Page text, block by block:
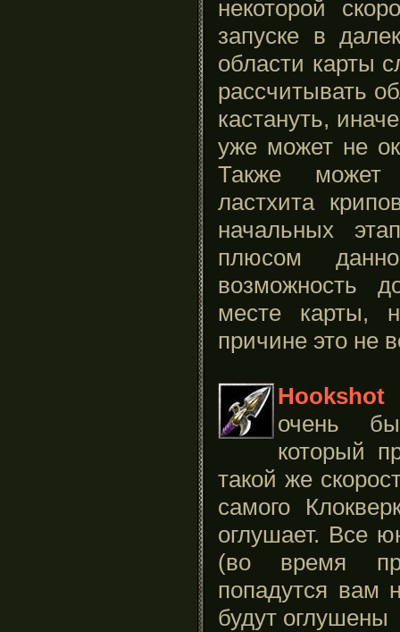
некоторой
запуске в
области карты
рассчитывать
кастануть,
уже может не
Также может
ластхита
начальных
плюсом
возможность
месте карты,
причине это не
Hookshot
очень
который
такой же
самого
оглушает. Все
(во время
попадутся вам
будут оглушены